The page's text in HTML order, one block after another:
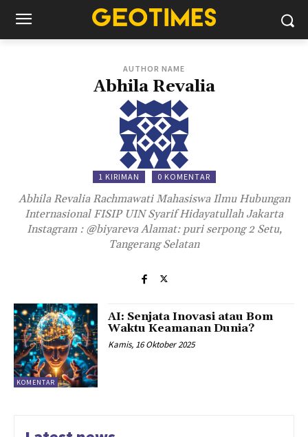
AUTHOR NAME
Abhila Revalia
1 KIRIMAN 0 KOMENTAR
Abhila Revalia Rachmawati Mahasiswa Ilmu Hubungan
Internasional FISIP UIN Syarif Hidayatullah Jakarta
Instagram : @biyareva Alamat: puri serpong 2 Setu,
Tangerang Selatan
KOMENTAR
AI: Senjata Inovasi atau Bom
Waktu Keamanan Dunia?
Kamis, 16 Oktober 2025